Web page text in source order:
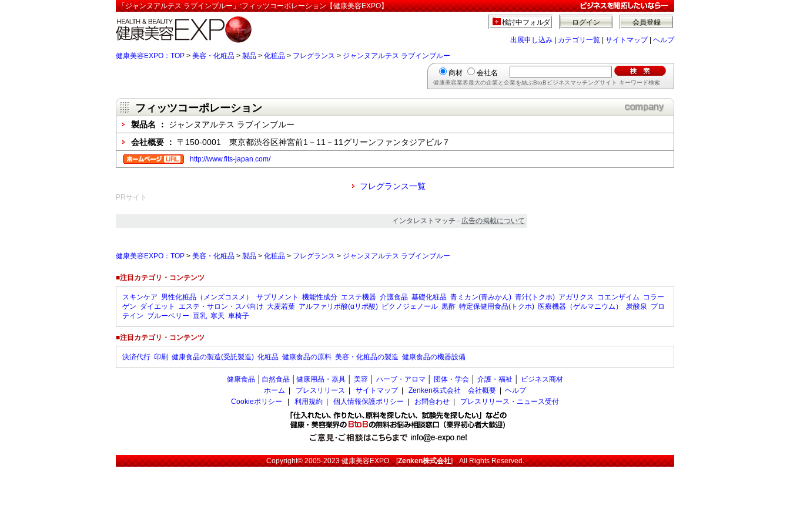
「ジャンヌアルテス ラブインブルー」:フィッツコーポレーション【健康美容EXPO】
会員登録
ログイン
検討中フォルダ
出展申し込み カテゴリ一覧 サイトマップ| ヘルプ
健康美容EXPO：TOP > 美容・化粧品 > 製品 > 化粧品 > フレグランス > ジャンヌアルテス ラブインブルー
商材 会社名
健康美容業界最大の企業と企業を結ぶBtoBビジネスマッチングサイト キーワード検索
フィッツコーポレーション
製品名 ： ジャンヌアルテス ラブインブルー
会社概要 ： 〒150-0001 東京都渋谷区神宮前1－11－11グリーンファンタジアビル７
http://www.fits-japan.com/
フレグランス一覧
PRサイト
インタレストマッチ - 広告の掲載について
健康美容EXPO：TOP > 美容・化粧品 > 製品 > 化粧品 > フレグランス > ジャンヌアルテス ラブインブルー
■注目カテゴリ・コンテンツ
スキンケア 男性化粧品（メンズコスメ） サプリメント 機能性成分 エステ機器 介護食品 基礎化粧品 青ミカン(青みかん) 青汁(トクホ) アガリクス コエンザイム コラー
ゲン ダイエット エステ・サロン・スパ向け 大麦若葉 アルファリポ酸(αリポ酸) ピクノジェノール 黒酢 特定保健用食品(トクホ) 医療機器（ゲルマニウム） 炭酸泉 プロ
テイン ブルーベリー 豆乳 寒天 車椅子
■注目カテゴリ・コンテンツ
決済代行 印刷 健康食品の製造(受託製造) 化粧品 健康食品の原料 美容・化粧品の製造 健康食品の機器設備
健康食品 自然食品 健康用品・器具 美容 ハーブ・アロマ 団体・学会 介護・福祉
ビジネス商材
ホーム
プレスリリース サイトマップ| Zenken株式会社 会社概要
ヘルプ
Cookieポリシー
利用規約 個人情報保護ポリシー お問合わせ プレスリリース・ニュース受付
Copyright© 2005-2023健康美容EXPO[Zenken株式会社] All Rights Reserved.